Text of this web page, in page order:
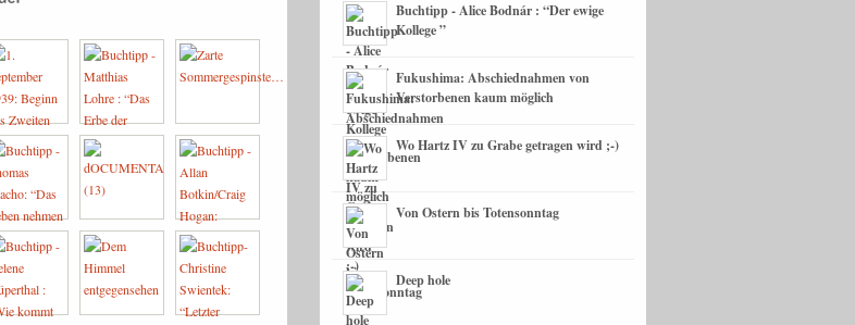
Buchtipp - Alice Bodnár : “Der ewige
Kollege ”
Fukushima: Abschiednahmen von
Verstorbenen kaum möglich
Wo Hartz IV zu Grabe getragen wird ;-)
Von Ostern bis Totensonntag
Deep hole